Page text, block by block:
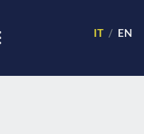
IT EN